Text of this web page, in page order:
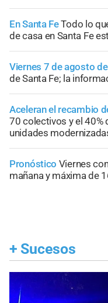
En Santa FeTodo lo
de casa en Santa Fe
Viernes 7 de agosto
de Santa Fe; la
Aceleran el recambio
70 colectivos y el 40%
unidades
Pronóstico Viernes
mañana y máxima de
+ Sucesos